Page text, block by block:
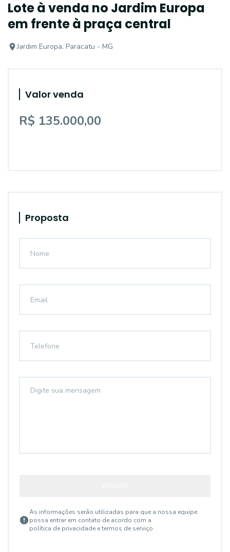
Lote à venda no Jardim Europa
em frente à praça central
Jardim Europa, Paracatu - MG
Valor venda
R$ 135.000,00
Proposta
As informações serão utilizadas para que a nossa equipe
possa entrar em contato de acordo com a
política de privacidade e termos de serviço